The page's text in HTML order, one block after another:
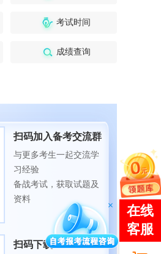
考试时间
成绩查询
扫码加入备考交流群
与更多考生一起交流学
习经验
备战考试，获取试题及
资料
扫码下载APP